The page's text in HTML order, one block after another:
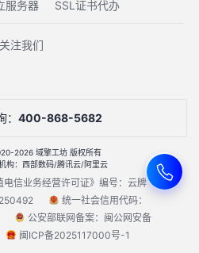
服务器 SSL证书代办
关注我们
400-868-5682
2026 域擎工坊 版权所有
构：西部数码/腾讯云/阿里云
电信业务经营许可证》编号：云牌
统一社会信用代码：
公安部联网备案：闽公网安备
闽ICP备2025117000号-1